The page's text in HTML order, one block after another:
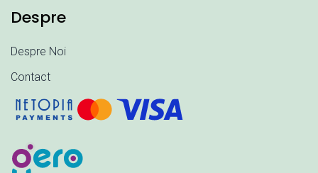
Despre
Despre Noi
Contact